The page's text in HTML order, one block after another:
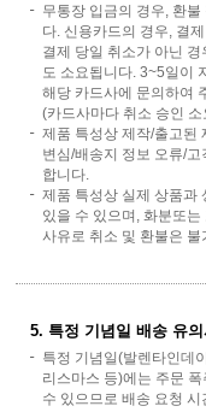
무통장 입금의 경우, 환
다. 신용카드의 경우, 결
결제 당일 취소가 아닌
도 소요됩니다. 3~5일이
해당 카드사에 문의하여
(카드사마다 취소 승인
제품 특성상 제작/출고된
변심/배송지 정보 오류/
합니다.
제품 특성상 실제 상품과
있을 수 있으며, 화분또
사유로 취소 및 환불은 불
5. 특정 기념일 배송 유
특정 기념일(발렌타인데
리스마스 등)에는 주문
수 있으므로 배송 요청